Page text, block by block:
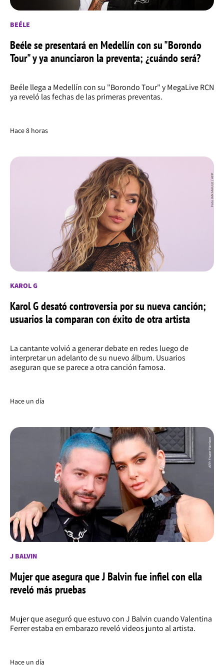
BEÉLE
Beéle se presentará en Medellín con su "Borondo
Tour" y ya anunciaron la preventa; ¿cuándo será?
Beéle llega a Medellín con su "Borondo Tour" y MegaLive RCN
ya reveló las fechas de las primeras preventas.
Hace 8 horas
KAROL G
Karol G desató controversia por su nueva canción;
usuarios la comparan con éxito de otra artista
La cantante volvió a generar debate en redes luego de
interpretar un adelanto de su nuevo álbum. Usuarios
aseguran que se parece a otra canción famosa.
Hace un día
J BALVIN
Mujer que asegura que J Balvin fue infiel con ella
reveló más pruebas
Mujer que aseguró que estuvo con J Balvin cuando Valentina
Ferrer estaba en embarazo reveló videos junto al artista.
Hace un día